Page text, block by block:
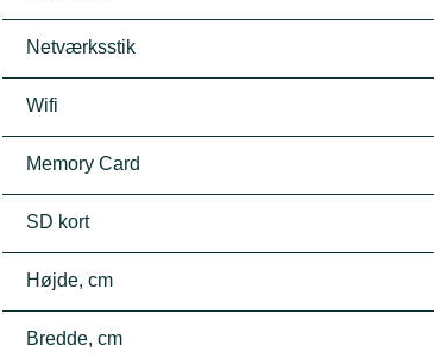
Netværksstik
Wifi
Memory Card
SD kort
Højde, cm
Bredde, cm